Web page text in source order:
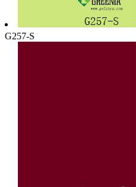
G257-S